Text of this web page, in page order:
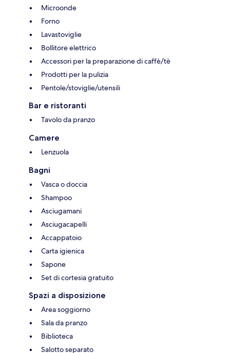
Microonde
Forno
Lavastoviglie
Bollitore elettrico
Accessori per la preparazione di caffè/tè
Prodotti per la pulizia
Pentole/stoviglie/utensili
Bar e ristoranti
Tavolo da pranzo
Camere
Lenzuola
Bagni
Vasca o doccia
Shampoo
Asciugamani
Asciugacapelli
Accappatoio
Carta igienica
Sapone
Set di cortesia gratuito
Spazi a disposizione
Area soggiorno
Sala da pranzo
Biblioteca
Salotto separato